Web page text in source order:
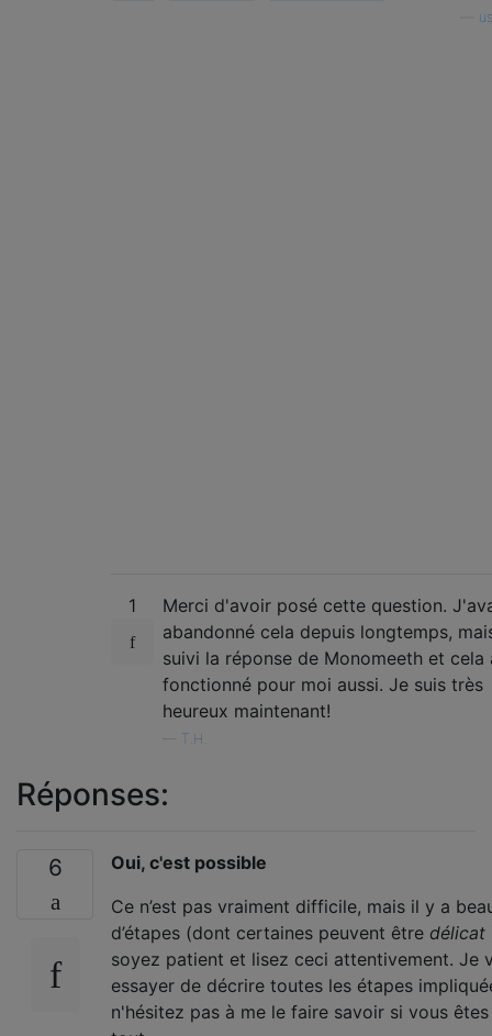
1
Merci d'avoir posé cette question.
abandonné cela depuis longtemps,
suivi la réponse de Monomeeth et cela
fonctionné pour moi aussi. Je suis très
heureux maintenant!
T.H.
Réponses:
6
Oui, c'est possible
Ce n’est pas vraiment difficile, mais il y a
d’étapes (dont certaines peuvent être délicat
soyez patient et lisez ceci attentivement. Je
essayer de décrire toutes les étapes
n'hésitez pas à me le faire savoir si vous